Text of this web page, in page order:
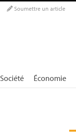
Soumettre un article
Société Économie